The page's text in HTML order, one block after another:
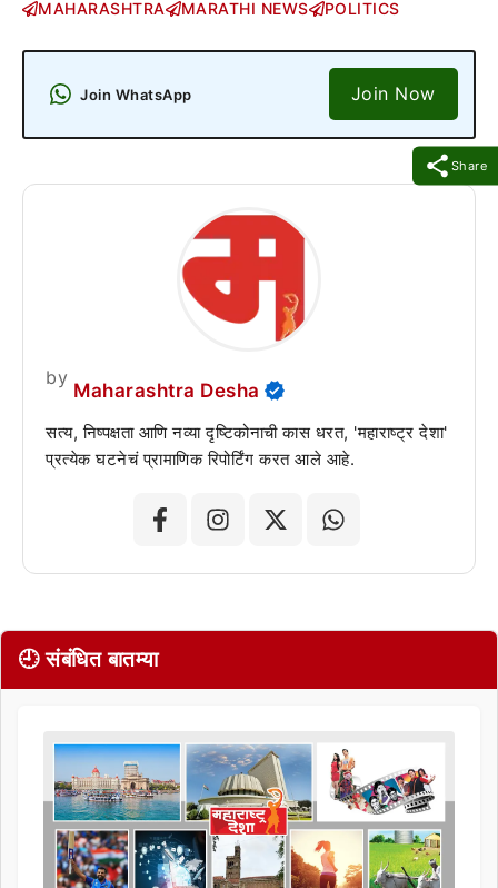
Share
MAHARASHTRA MARATHI NEWS POLITICS
Join WhatsApp Join Now
by
Maharashtra Desha
सत्य, निष्पक्षता आणि नव्या दृष्टिकोनाची कास धरत, 'महाराष्ट्र देशा'
प्रत्येक घटनेचं प्रामाणिक रिपोर्टिंग करत आले आहे.
🕘 संबंधित बातम्या